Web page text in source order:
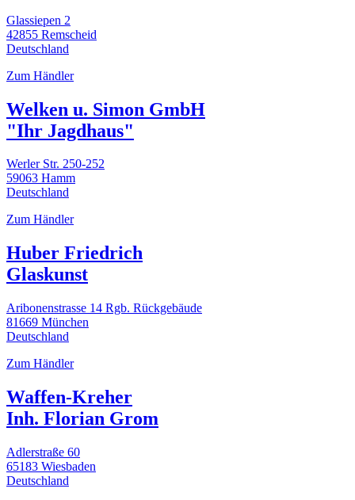
Glassiepen 2
42855 Remscheid
Deutschland
Zum Händler
Welken u. Simon GmbH
"Ihr Jagdhaus"
Werler Str. 250-252
59063 Hamm
Deutschland
Zum Händler
Huber Friedrich
Glaskunst
Aribonenstrasse 14 Rgb. Rückgebäude
81669 München
Deutschland
Zum Händler
Waffen-Kreher
Inh. Florian Grom
Adlerstraße 60
65183 Wiesbaden
Deutschland